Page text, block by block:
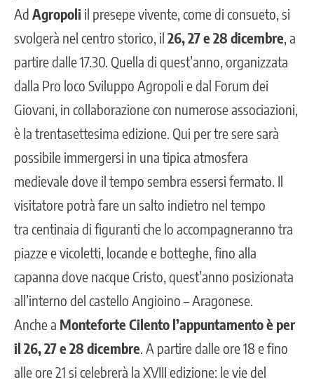
Ad Agropoli il presepe vivente, come di consueto, si
svolgerà nel centro storico, il 26, 27 e 28 dicembre , a
partire dalle 17.30. Quella di quest’anno, organizzata
dalla Pro loco Sviluppo Agropoli e dal Forum dei
Giovani, in collaborazione con numerose associazioni,
è la trentasettesima edizione. Qui per tre sere sarà
possibile immergersi in una tipica atmosfera
medievale dove il tempo sembra essersi fermato. Il
visitatore potrà fare un salto indietro nel tempo
tra centinaia di figuranti che lo accompagneranno tra
piazze e vicoletti, locande e botteghe, fino alla
capanna dove nacque Cristo, quest’anno posizionata
all’interno del castello Angioino – Aragonese.
Anche a Monteforte Cilento l’appuntamento è per
il 26, 27 e 28 dicembre . A partire dalle ore 18 e fino
alle ore 21 si celebrerà la XVIII edizione: le vie del